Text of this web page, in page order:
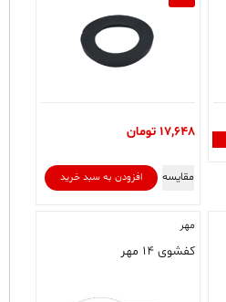
17,648 تومان
افزودن به سبد خرید مقایسه
مهر
کفشوی ۱۴ مهر